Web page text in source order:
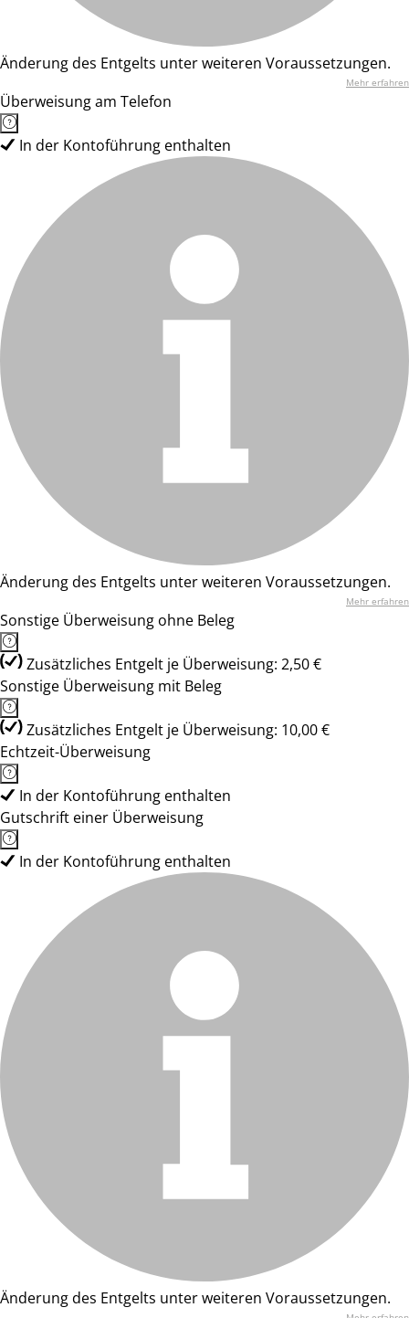
Änderung des Entgelts unter weiteren Voraussetzungen.
Mehr erfahren
Überweisung am Telefon
In der Kontoführung enthalten
Änderung des Entgelts unter weiteren Voraussetzungen.
Mehr erfahren
Sonstige Überweisung ohne Beleg
Zusätzliches Entgelt je Überweisung: 2,50 €
Sonstige Überweisung mit Beleg
Zusätzliches Entgelt je Überweisung: 10,00 €
Echtzeit-Überweisung
In der Kontoführung enthalten
Gutschrift einer Überweisung
In der Kontoführung enthalten
Änderung des Entgelts unter weiteren Voraussetzungen.